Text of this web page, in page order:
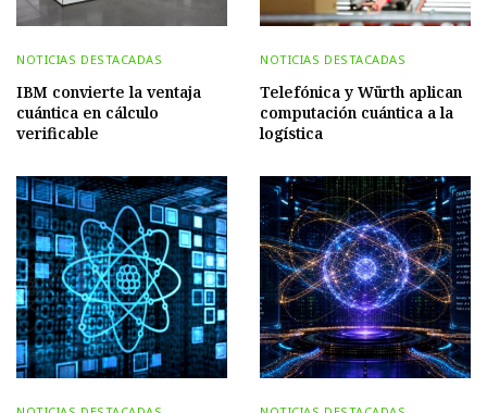
NOTICIAS DESTACADAS
IBM convierte la ventaja
cuántica en cálculo
verificable
NOTICIAS DESTACADAS
Telefónica y Würth aplican
computación cuántica a la
logística